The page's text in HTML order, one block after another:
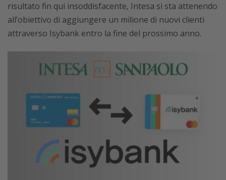
risultato fin qui insoddisfacente, Intesa si sta attenendo
all’obiettivo di aggiungere un milione di nuovi clienti
attraverso Isybank entro la fine del prossimo anno.